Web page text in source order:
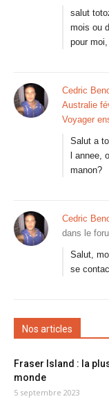
salut
mois ou
pour
Cedric
Australie
Voyager
Salut a
l annee,
manon?
Cedric
dans le
Salut,
se
Nos articles
Fraser Island : la
monde
5 septembre 2023